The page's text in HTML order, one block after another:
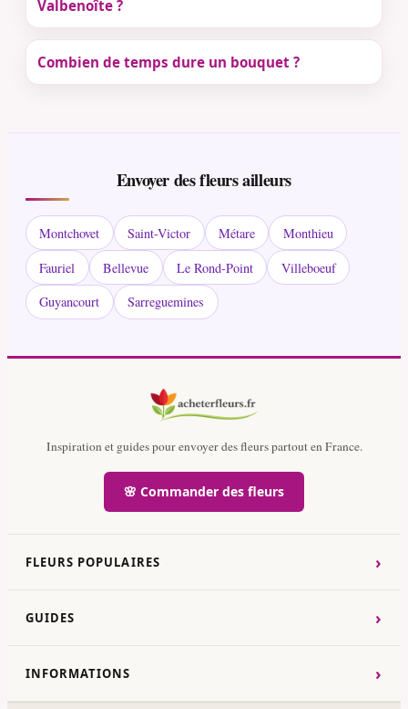
Valbenoîte ?
Combien de temps dure un bouquet ?
Envoyer des fleurs ailleurs
Montchovet Saint-Victor Métare
Monthieu
Fauriel
Bellevue Le Rond-Point
Villeboeuf
Guyancourt
Sarreguemines
Inspiration et guides pour envoyer des fleurs partout en France.
🌸 Commander des fleurs
FLEURS POPULAIRES ›
GUIDES ›
INFORMATIONS ›